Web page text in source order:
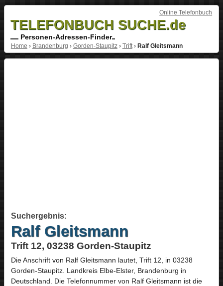
Online Telefonbuch
TELEFONBUCH SUCHE.de
Personen-Adressen-Finder
Home › Brandenburg › Gorden-Staupitz› Trift› Ralf Gleitsmann
Suchergebnis:
Ralf Gleitsmann
Trift 12, 03238 Gorden-Staupitz
Die Anschrift von Ralf Gleitsmann lautet, Trift 12, in 03238
Gorden-Staupitz. Landkreis Elbe-Elster, Brandenburg in
Deutschland. Die Telefonnummer von Ralf Gleitsmann ist die